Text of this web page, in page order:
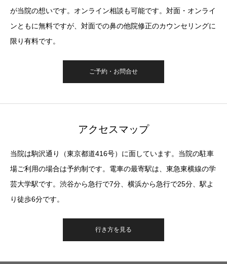
が当院の想いです。オンライン相談も可能です。対面・オンライ
ンともに無料ですが、対面での鼻の他院修正のカウンセリングに
限り有料です。
ご予約・お問合せ
アクセスマップ
当院は駒沢通り（東京都道416号）に面しています。当院の駐車
場ご利用の場合は予約制です。電車の最寄駅は、東急東横線の学
芸大学駅です。渋谷から急行で7分、横浜から急行で25分、駅よ
り徒歩6分です。
行き方を見る